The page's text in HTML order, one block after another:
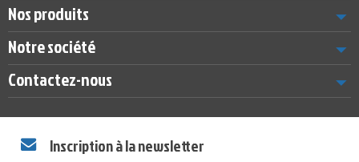
Nos produits
Notre société
Contactez-nous
Inscription à la newsletter